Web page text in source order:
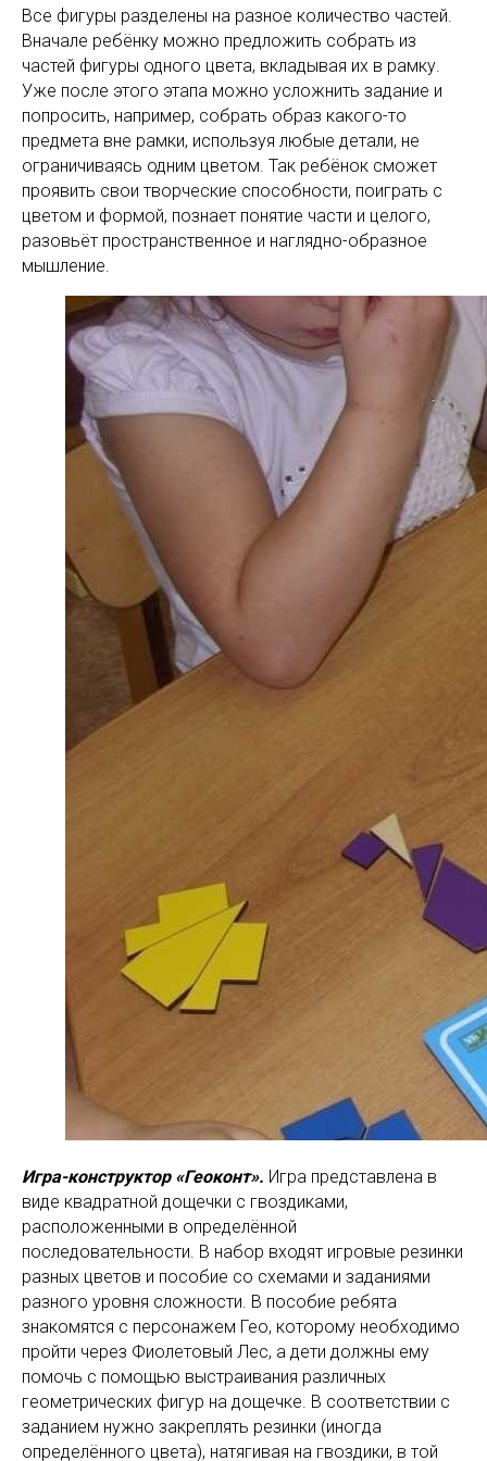
Все фигуры разделены на разное количество частей.
Вначале ребёнку можно предложить собрать из
частей фигуры одного цвета, вкладывая их в рамку.
Уже после этого этапа можно усложнить задание и
попросить, например, собрать образ какого-то
предмета вне рамки, используя любые детали, не
ограничиваясь одним цветом. Так ребёнок сможет
проявить свои творческие способности, поиграть с
цветом и формой, познает понятие части и целого,
разовьёт пространственное и наглядно-образное
мышление.
Игра-конструктор «Геоконт». Игра представлена в
виде квадратной дощечки с гвоздиками,
расположенными в определённой
последовательности. В набор входят игровые резинки
разных цветов и пособие со схемами и заданиями
разного уровня сложности. В пособие ребята
знакомятся с персонажем Гео, которому необходимо
пройти через Фиолетовый Лес, а дети должны ему
помочь с помощью выстраивания различных
геометрических фигур на дощечке. В соответствии с
заданием нужно закреплять резинки (иногда
определённого цвета), натягивая на гвоздики, в той